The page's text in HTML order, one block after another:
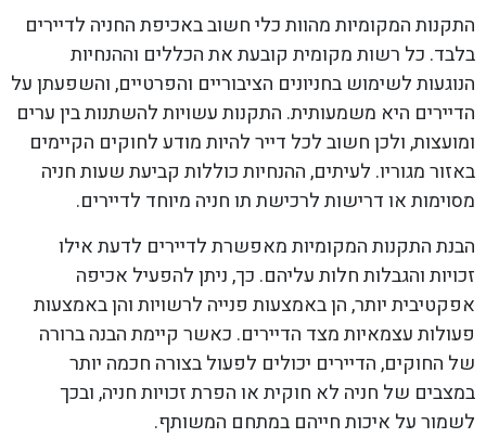
התקנות המקומיות מהוות כלי חשוב באכיפת החניה לדיירים
בלבד. כל רשות מקומית קובעת את הכללים וההנחיות
הנוגעות לשימוש בחניונים הציבוריים והפרטיים, והשפעתן על
הדיירים היא משמעותית. התקנות עשויות להשתנות בין ערים
ומועצות, ולכן חשוב לכל דייר להיות מודע לחוקים הקיימים
באזור מגוריו. לעיתים, ההנחיות כוללות קביעת שעות חניה
מסוימות או דרישות לרכישת תו חניה מיוחד לדיירים.
הבנת התקנות המקומיות מאפשרת לדיירים לדעת אילו
זכויות והגבלות חלות עליהם. כך, ניתן להפעיל אכיפה
אפקטיבית יותר, הן באמצעות פנייה לרשויות והן באמצעות
פעולות עצמאיות מצד הדיירים. כאשר קיימת הבנה ברורה
של החוקים, הדיירים יכולים לפעול בצורה חכמה יותר
במצבים של חניה לא חוקית או הפרת זכויות חניה, ובכך
לשמור על איכות חייהם במתחם המשותף.